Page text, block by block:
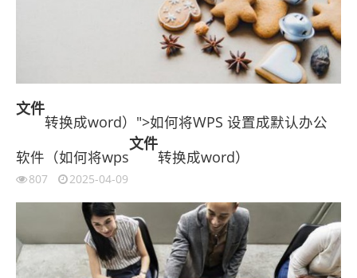
文件
转换成word）">如何将WPS 设置成默认办公
软件（如何将wps
文件
转换成word）
807 2025-04-09